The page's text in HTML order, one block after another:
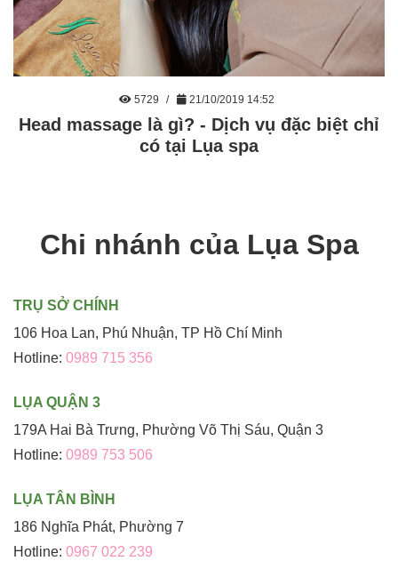
5729 21/10/2019 14:52
Head massage là gì? - Dịch vụ đặc biệt chỉ
có tại Lụa spa
Chi nhánh của Lụa Spa
TRỤ SỞ CHÍNH
106 Hoa Lan, Phú Nhuận, TP Hồ Chí Minh
Hotline: 0989 715 356
LỤA QUẬN 3
179A Hai Bà Trưng, Phường Võ Thị Sáu, Quận 3
Hotline: 0989 753 506
LỤA TÂN BÌNH
186 Nghĩa Phát, Phường 7
Hotline: 0967 022 239